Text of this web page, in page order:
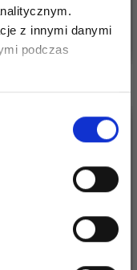
z innymi danymi
podczas
wszystkie opcje
50%
wyłączny
na druty i